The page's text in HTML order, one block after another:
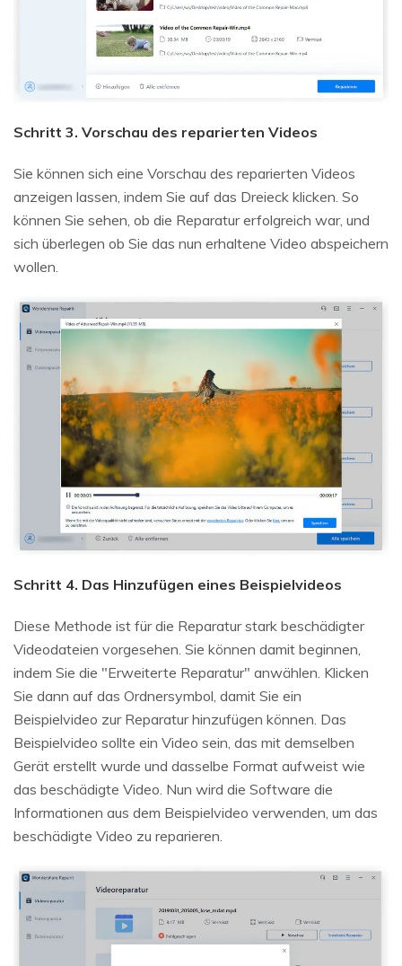
Schritt 3. Vorschau des reparierten Videos
Sie können sich eine Vorschau des reparierten Videos
anzeigen lassen, indem Sie auf das Dreieck klicken. So
können Sie sehen, ob die Reparatur erfolgreich war, und
sich überlegen ob Sie das nun erhaltene Video abspeichern
wollen.
Schritt 4. Das Hinzufügen eines Beispielvideos
Diese Methode ist für die Reparatur stark beschädigter
Videodateien vorgesehen. Sie können damit beginnen,
indem Sie die "Erweiterte Reparatur" anwählen. Klicken
Sie dann auf das Ordnersymbol, damit Sie ein
Beispielvideo zur Reparatur hinzufügen können. Das
Beispielvideo sollte ein Video sein, das mit demselben
Gerät erstellt wurde und dasselbe Format aufweist wie
das beschädigte Video. Nun wird die Software die
Informationen aus dem Beispielvideo verwenden, um das
beschädigte Video zu reparieren.